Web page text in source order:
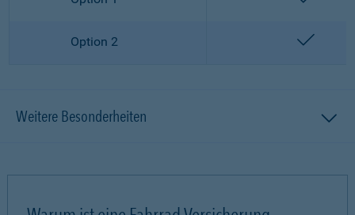
Option 2
Weitere Besonderheiten